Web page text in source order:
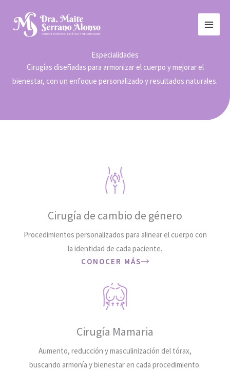
contenido
Especialidades
Cirugías diseñadas para armonizar el cuerpo y mejorar el
bienestar, con un enfoque personalizado y resultados naturales.
Cirugía de cambio de género
Procedimientos personalizados para alinear el cuerpo con
la identidad de cada paciente.
CONOCER MÁS
Cirugía Mamaria
Aumento, reducción y masculinización del tórax,
buscando armonía y bienestar en cada procedimiento.